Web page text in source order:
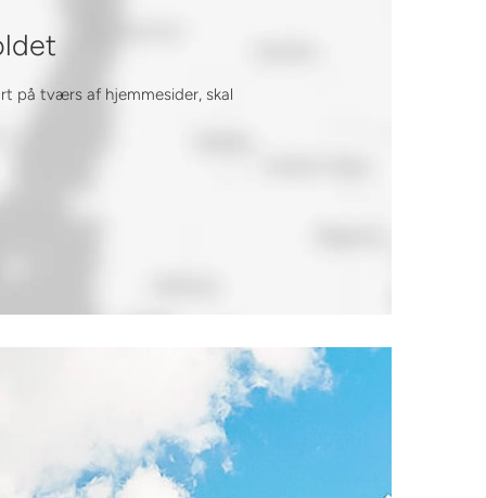
på tværs af hjemmesider, skal